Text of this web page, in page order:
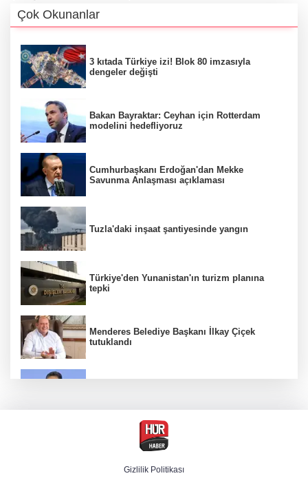
Çok Okunanlar
3 kıtada Türkiye izi! Blok 80 imzasıyla
dengeler değişti
Bakan Bayraktar: Ceyhan için Rotterdam
modelini hedefliyoruz
Cumhurbaşkanı Erdoğan'dan Mekke
Savunma Anlaşması açıklaması
Tuzla'daki inşaat şantiyesinde yangın
Türkiye'den Yunanistan'ın turizm planına
tepki
Menderes Belediye Başkanı İlkay Çiçek
tutuklandı
Hür Ağbaba soruşturmasında MASAK para
hareketlerini inceledi
Gizlilik Politikası